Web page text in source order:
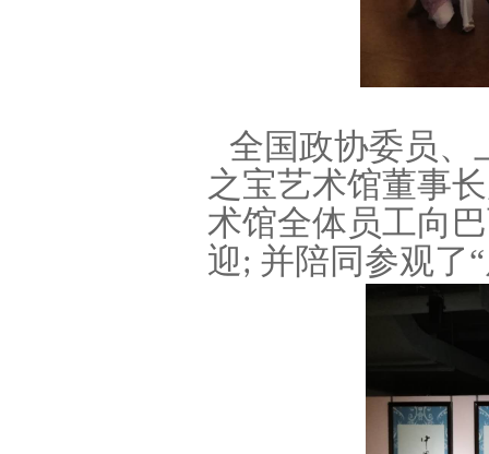
全国政协委员、
之宝艺术馆董事
术馆全体员工向
迎; 并陪同参观了